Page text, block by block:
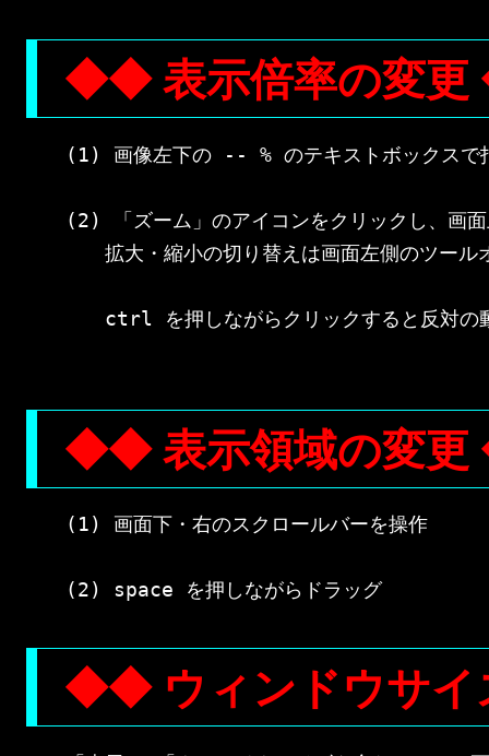
◆◆ 表示倍率の変
(1) 画像左下の -- % のテキストボックスで
(2) 「ズーム」のアイコンをクリックし、画
拡大・縮小の切り替えは画面左側のツール
ctrl を押しながらクリックすると反対の
◆◆ 表示領域の変
(1) 画面下・右のスクロールバーを操作
(2) space を押しながらドラッグ
◆◆ ウィンドウサ